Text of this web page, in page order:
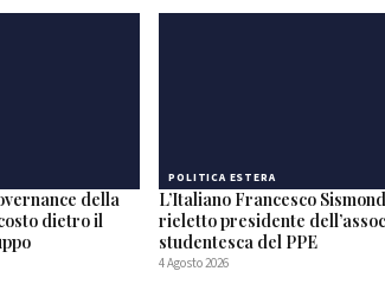
della
dietro il
POLITICA ESTERA
L’Italiano Francesco
rieletto presidente
studentesca del PPE
4 Agosto 2026